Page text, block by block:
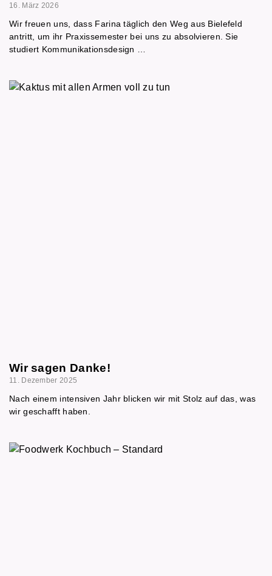
16. März 2026
Wir freuen uns, dass Farina täglich den Weg aus Bielefeld
antritt, um ihr Praxissemester bei uns zu absolvieren. Sie
studiert Kommunikationsdesign …
Wir sagen Danke!
11. Dezember 2025
Nach einem intensiven Jahr blicken wir mit Stolz auf das, was
wir geschafft haben.